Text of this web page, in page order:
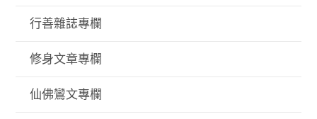
行善雜誌專欄
修身文章專欄
仙佛鸞文專欄